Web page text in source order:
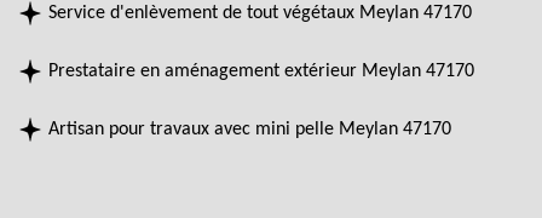
Service d'enlèvement de tout végétaux Meylan 47170
Prestataire en aménagement extérieur Meylan 47170
Artisan pour travaux avec mini pelle Meylan 47170